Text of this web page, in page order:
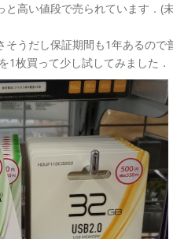
高い値段で売られています．(
うだし保証期間も1年あるので
枚買って少し試してみました．